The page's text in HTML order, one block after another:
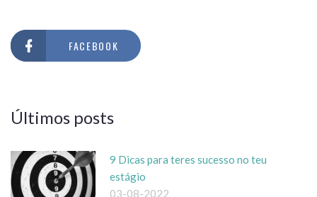
FACEBOOK
Últimos posts
9 Dicas para teres sucesso no teu
estágio
03-08-2022